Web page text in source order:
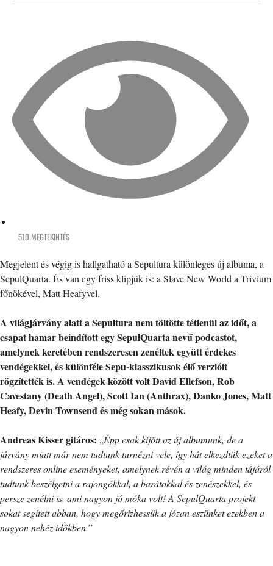
510 MEGTEKINTÉS
Megjelent és végig is hallgatható a Sepultura különleges új albuma, a
SepulQuarta. És van egy friss klipjük is: a Slave New World a Trivium
főnökével, Matt Heafyvel.
A világjárvány alatt a Sepultura nem töltötte tétlenül az időt, a
csapat hamar beindított egy SepulQuarta nevű podcastot,
amelynek keretében rendszeresen zenéltek együtt érdekes
vendégekkel, és különféle Sepu-klasszikusok élő verzióit
rögzítették is. A vendégek között volt David Ellefson, Rob
Cavestany (Death Angel), Scott Ian (Anthrax), Danko Jones, Matt
Heafy, Devin Townsend és még sokan mások.
Andreas Kisser gitáros: „Épp csak kijött az új albumunk, de a
járvány miatt már nem tudtunk turnézni vele, így hát elkezdtük ezeket a
rendszeres online eseményeket, amelynek révén a világ minden tájáról
tudtunk beszélgetni a rajongókkal, a barátokkal és zenészekkel, és
persze zenélni is, ami nagyon jó móka volt! A SepulQuarta projekt
sokat segített abban, hogy megőrizhessük a józan eszünket ezekben a
nagyon nehéz időkben.”